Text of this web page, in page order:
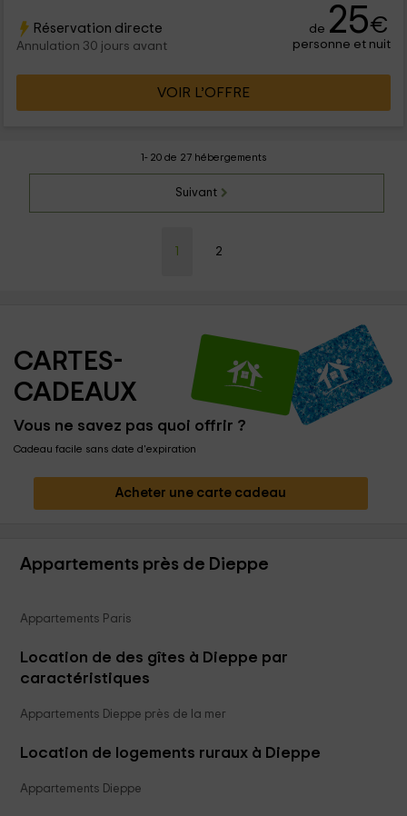
capacité conçue pour un maximum de 4 personnes qui
pourront oublier le brouhaha des grandes villes et qui y
trouveront tout le nécessaire pour leurs vacances.
Réservation directe
Annulation 30 jours avant
de 25€
personne et nuit
VOIR L’OFFRE
1- 20 de 27 hébergements
Suivant
2
CARTES-
CADEAUX
Vous ne savez pas quoi offrir ?
Cadeau facile sans date d'expiration
Acheter une carte cadeau
Appartements près de Dieppe
Appartements Paris
Location de des gîtes à Dieppe par
caractéristiques
Appartements Dieppe près de la mer
Location de logements ruraux à Dieppe
Appartements Dieppe